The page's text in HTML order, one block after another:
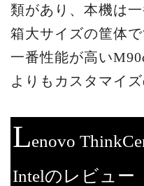
類があり、本機は
箱大サイズの筐体
一番性能が高い
よりもカスタマイ
Lenovo
Intelのレビュー